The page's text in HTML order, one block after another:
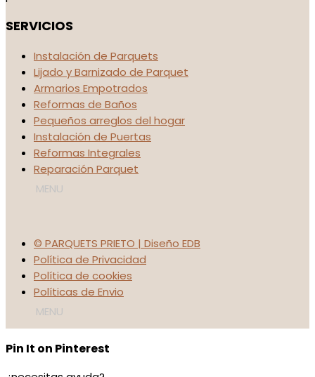
SERVICIOS
Instalación de Parquets
Lijado y Barnizado de Parquet
Armarios Empotrados
Reformas de Baños
Pequeños arreglos del hogar
Instalación de Puertas
Reformas Integrales
Reparación Parquet
© PARQUETS PRIETO | Diseño EDB
Política de Privacidad
Política de cookies
Políticas de Envio
Pin It on Pinterest